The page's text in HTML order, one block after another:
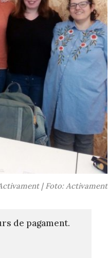
| Foto: Activament
de pagament.